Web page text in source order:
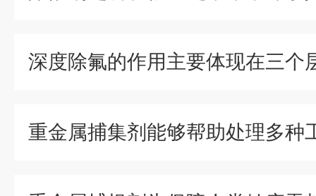
深度除氟的作用主要体现在三个
重金属捕集剂能够帮助处理多种